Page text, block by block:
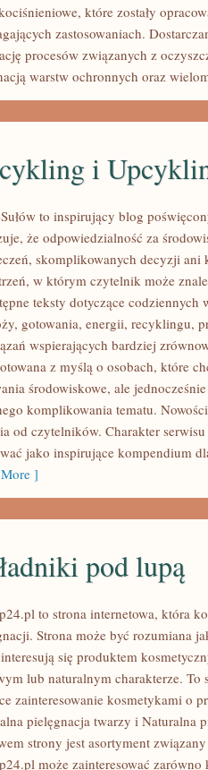
które zostały
zastosowaniach.
procesów związanych z
warstw ochronnych oraz
i
to inspirujący blog
że odpowiedzialność za
skomplikowanych decyzji ani
w którym czytelnik może
teksty dotyczące
gotowania, energii, recyklingu,
wspierających bardziej
z myślą o osobach, które
środowiskowe, ale
komplikowania tematu.
od czytelników. Charakter
jako inspirujące kompendium
]
pod lupą
to strona internetowa, która
Strona może być rozumiana
się produktem
lub naturalnym charakterze.
zainteresowanie kosmetykami o
pielęgnacja twarzy i Naturalna
strony jest asortyment
może zainteresować